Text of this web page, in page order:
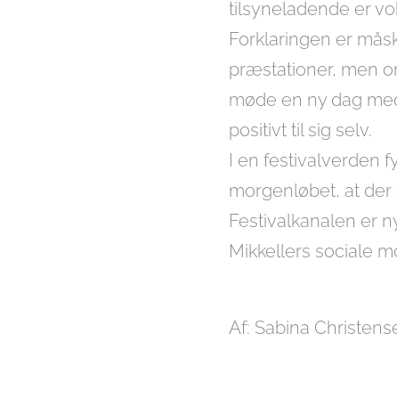
tilsyneladende er
Forklaringen er
præstationer, men
møde en ny dag
positivt til sig selv.
I en festivalverden
morgenløbet, at
Festivalkanalen er
Mikkellers sociale
Af: Sabina